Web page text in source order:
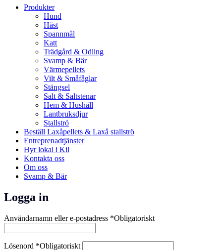
Produkter
Hund
Häst
Spannmål
Katt
Trädgård & Odling
Svamp & Bär
Värmepellets
Vilt & Småfåglar
Stängsel
Salt & Saltstenar
Hem & Hushåll
Lantbruksdjur
Stallströ
Beställ Laxåpellets & Laxå stallströ
Entreprenadtjänster
Hyr lokal i Kil
Kontakta oss
Om oss
Svamp & Bär
Logga in
Användarnamn eller e-postadress *Obligatoriskt
Lösenord *Obligatoriskt